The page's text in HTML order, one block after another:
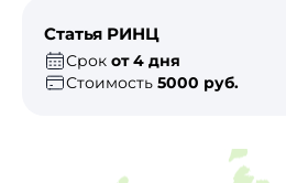
Статья РИНЦ
Срок от 4 дня
Стоимость 5000 руб.